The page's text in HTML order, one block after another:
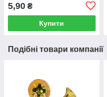
5,90 ₴
Купити
Подібні товари компанії